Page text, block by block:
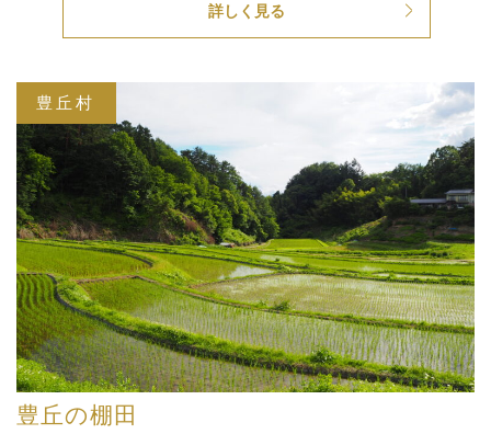
詳しく見る
豊丘村
豊丘の棚田